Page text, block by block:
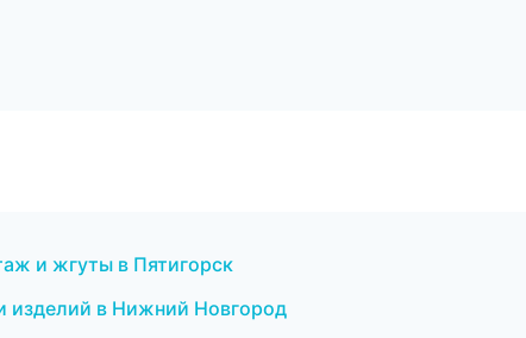
и жгуты в Пятигорск
изделий в Нижний Новгород